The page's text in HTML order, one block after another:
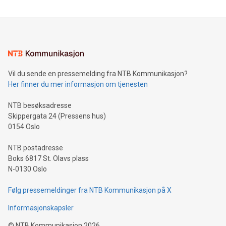
mining.Energy Market Dynamics: Explore how Bitcoin mining
mining.Sound Money: Discover how tamper-proof currency
neutral payment systems support humanitarian
projects.Carbon Footprint: Compare Bitcoin's environmental
event and dive into the critical topics of Bitcoin
Vil du sende en pressemelding fra NTB Kommunikasjon?
Her finner du mer informasjon om tjenesten
NTB besøksadresse
Skippergata 24 (Pressens hus)
0154 Oslo
NTB postadresse
Boks 6817 St. Olavs plass
N-0130 Oslo
Følg pressemeldinger fra NTB Kommunikasjon på X
Informasjonskapsler